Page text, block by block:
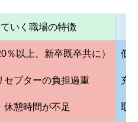
いく職場の特徴
％以上、新卒既卒共に） 低
セプターの負担過重 充
休憩時間が不足 取